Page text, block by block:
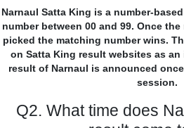
Narnaul Satta King is a number-
number between 00 and 99. Once
picked the matching number wins.
on Satta King result websites as
result of Narnaul is announced
session.
Q2. What time does